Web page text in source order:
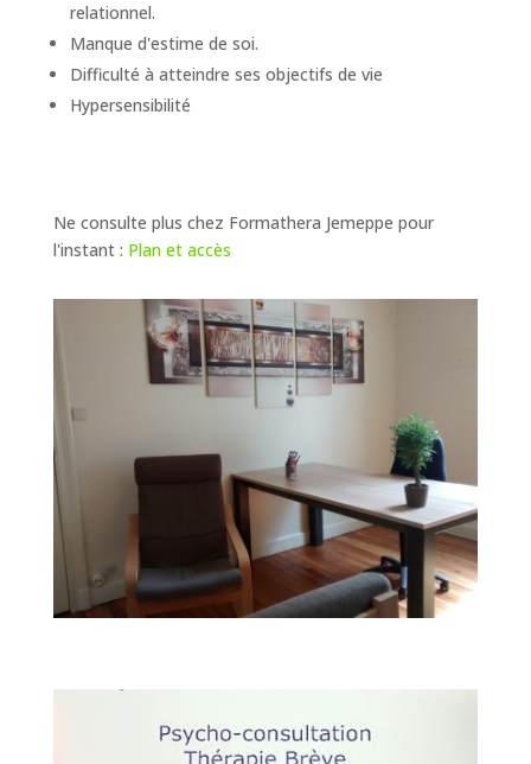
relationnel.
Manque d'estime de soi.
Difficulté à atteindre ses objectifs de vie
Hypersensibilité
Ne consulte plus chez Formathera Jemeppe pour
l'instant : Plan et accès